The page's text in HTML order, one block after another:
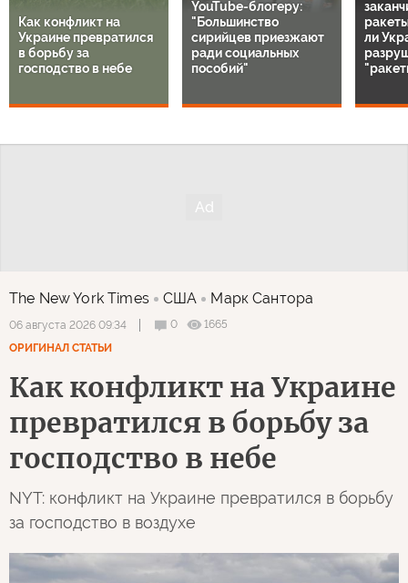
Как конфликт на
Украине превратился
в борьбу за
господство в небе
YouTube-блогеру:
"Большинство
сирийцев приезжают
ради социальных
пособий"
ли
The New York Times США Марк Сантора
06 августа 2026 09:34 0
1665
ОРИГИНАЛ СТАТЬИ
Как конфликт на Украине
превратился в борьбу за
господство в небе
NYT: конфликт на Украине превратился в борьбу
за господство в воздухе